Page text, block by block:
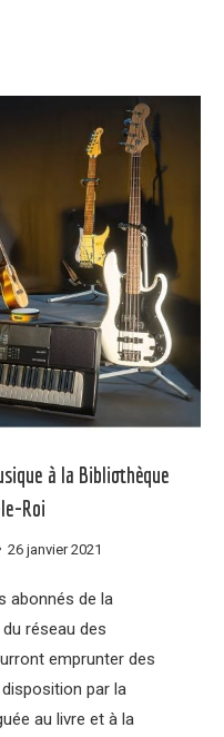
à la Bibliothèque
Roi
26 janvier 2021
abonnés de la
réseau des
emprunter des
par la
au livre et à la